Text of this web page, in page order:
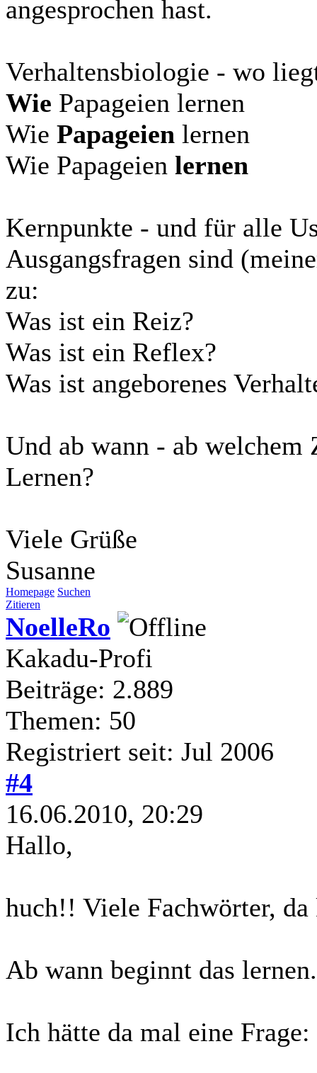
angesprochen hast.
Verhaltensbiologie - wo
Wie Papageien lernen
Wie Papageien lernen
Wie Papageien lernen
Kernpunkte - und für alle
Ausgangsfragen sind
zu:
Was ist ein Reiz?
Was ist ein Reflex?
Was ist angeborenes
Und ab wann - ab
Lernen?
Viele Grüße
Susanne
Homepage Suchen
Zitieren
NoelleRo
Kakadu-Profi
Beiträge: 2.889
Themen: 50
Registriert seit: Jul 2006
#4
16.06.2010, 20:29
Hallo,
huch!! Viele Fachwörter,
Ab wann beginnt das
Ich hätte da mal eine Frage: